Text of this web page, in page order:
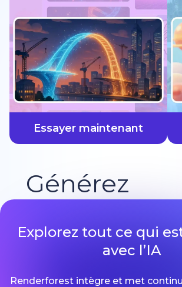
Essayer maintenant
Générez
Explorez tout ce qui
avec l’IA
Renderforest intègre et met